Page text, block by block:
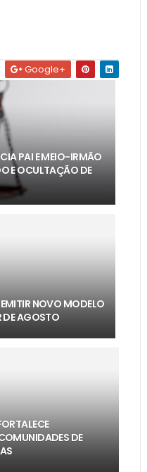
Google+
PAI E MEIO-IRMÃO
E OCULTAÇÃO DE
NOVO MODELO
DE AGOSTO
DE